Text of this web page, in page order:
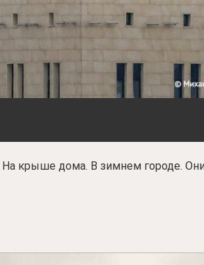
На крыше дома. В зимнем городе.